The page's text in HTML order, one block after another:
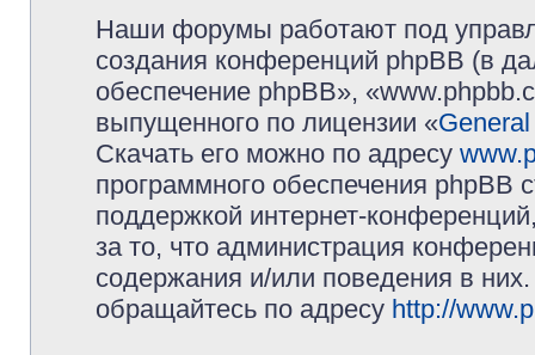
Наши форумы работают под
создания конференций phpBB (в
обеспечение phpBB»,
выпущенного по лицензии «
Скачать его можно по адресу
программного обеспечения phpBB
поддержкой интернет-
за то, что администрация
содержания и/или поведения в
обращайтесь по адресу http://